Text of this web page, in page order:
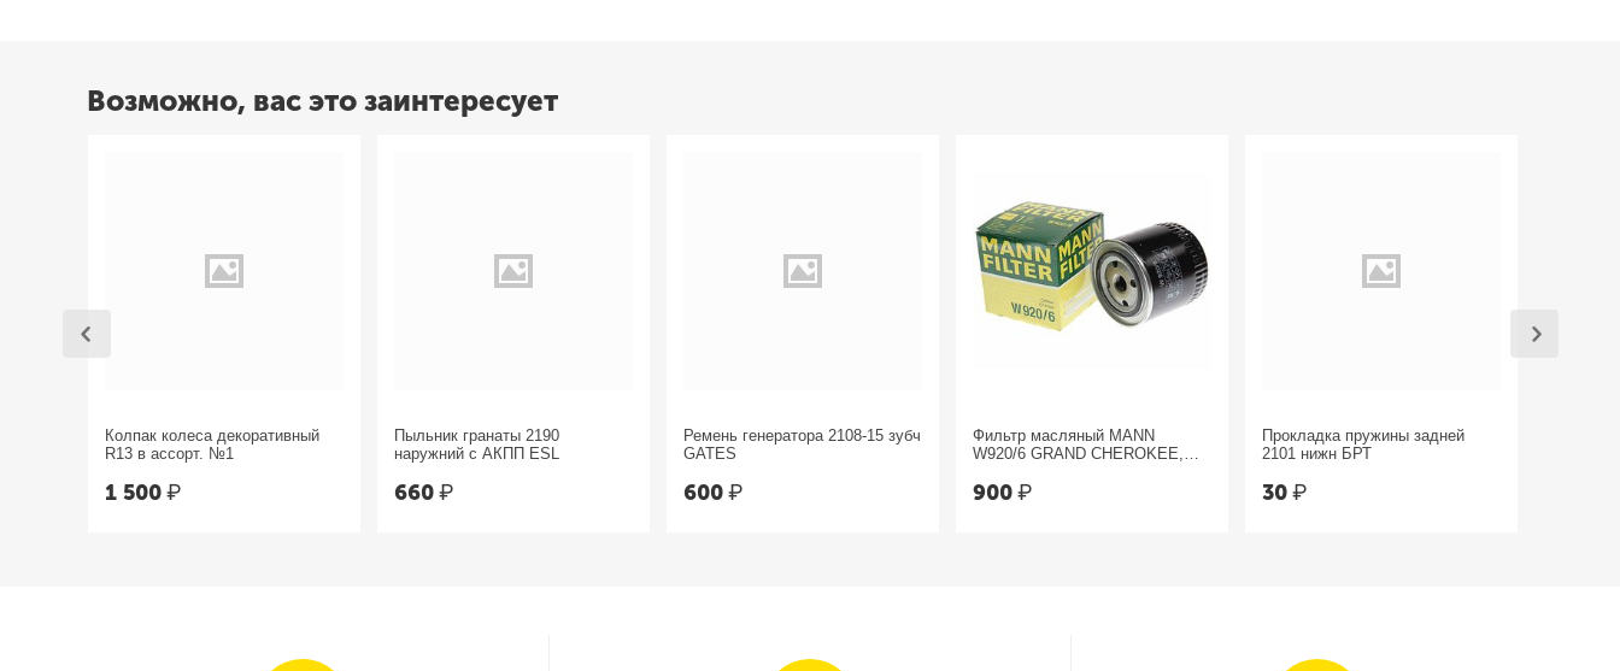
Возможно, вас это заинтересует
Колпак колеса декоративный
R13 в ассорт. №1
1 500₽
Пыльник гранаты 2190
наружний с АКПП ESL
660₽
Ремень генератора 2108-15 зубч
GATES
600₽
Фильтр масляный MANN
W920/6 GRAND CHEROKEE,
900₽
Прокладка пружины задней
2101 нижн БРТ
30₽